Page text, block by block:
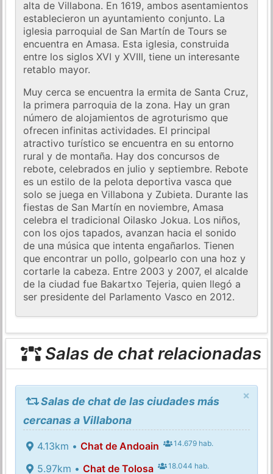
alta de Villabona. En 1619, ambos asentamientos
establecieron un ayuntamiento conjunto. La
iglesia parroquial de San Martín de Tours se
encuentra en Amasa. Esta iglesia, construida
entre los siglos XVI y XVIII, tiene un interesante
retablo mayor.
Muy cerca se encuentra la ermita de Santa Cruz,
la primera parroquia de la zona. Hay un gran
número de alojamientos de agroturismo que
ofrecen infinitas actividades. El principal
atractivo turístico se encuentra en su entorno
rural y de montaña. Hay dos concursos de
rebote, celebrados en julio y septiembre. Rebote
es un estilo de la pelota deportiva vasca que
solo se juega en Villabona y Zubieta. Durante las
fiestas de San Martín en noviembre, Amasa
celebra el tradicional Oilasko Jokua. Los niños,
con los ojos tapados, avanzan hacia el sonido
de una música que intenta engañarlos. Tienen
que encontrar un pollo, golpearlo con una hoz y
cortarle la cabeza. Entre 2003 y 2007, el alcalde
de la ciudad fue Bakartxo Tejeria, quien llegó a
ser presidente del Parlamento Vasco en 2012.
Salas de chat relacionadas
×
Salas de chat de las ciudades más
cercanas a Villabona
4.13km • Chat de Andoain 14.679 hab.
5.97km • Chat de Tolosa 18.044 hab.